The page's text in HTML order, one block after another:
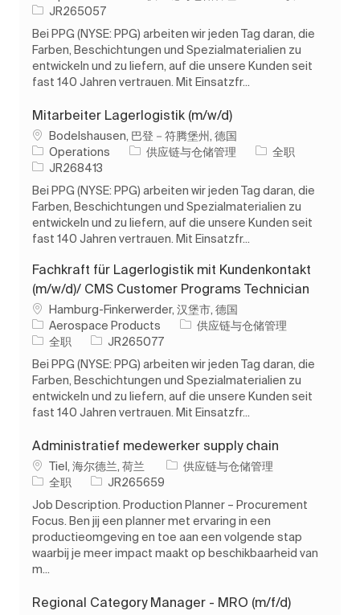
作业 ID
JR265057
Bei PPG (NYSE: PPG) arbeiten wir jeden Tag daran, die
Farben, Beschichtungen und Spezialmaterialien zu
entwickeln und zu liefern, auf die unsere Kunden seit
fast 140 Jahren vertrauen. Mit Einsatzfr...
Mitarbeiter Lagerlogistik (m/w/d)
位置Bodelshausen, 巴登－符腾堡州, 德国
Operations
类别供应链与仓储管理 工作类型
全职
作业 ID
JR268413
Bei PPG (NYSE: PPG) arbeiten wir jeden Tag daran, die
Farben, Beschichtungen und Spezialmaterialien zu
entwickeln und zu liefern, auf die unsere Kunden seit
fast 140 Jahren vertrauen. Mit Einsatzfr...
Fachkraft für Lagerlogistik mit Kundenkontakt
(m/w/d)/ CMS Customer Programs Technician
位置Hamburg-Finkerwerder, 汉堡市, 德国
Aerospace Products
类别供应链与仓储管理
工作类型
全职 作业 ID
JR265077
Bei PPG (NYSE: PPG) arbeiten wir jeden Tag daran, die
Farben, Beschichtungen und Spezialmaterialien zu
entwickeln und zu liefern, auf die unsere Kunden seit
fast 140 Jahren vertrauen. Mit Einsatzfr...
Administratief medewerker supply chain
位置Tiel, 海尔德兰, 荷兰 类别供应链与仓储管理
工作类型
全职 作业 ID
JR265659
Job Description. Production Planner – Procurement
Focus. Ben jij een planner met ervaring in een
productieomgeving en toe aan een volgende stap
waarbij je meer impact maakt op beschikbaarheid van
m...
Regional Category Manager - MRO (m/f/d)